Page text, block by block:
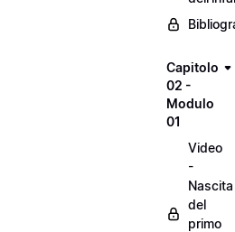
Capitolo
02 -
Modulo
01
Video
-
Nascita
del
primo